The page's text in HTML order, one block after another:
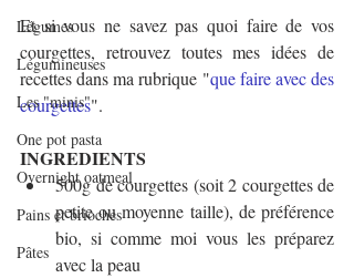
Légumes
Légumineuses
Les "minis"
One pot pasta
Overnight oatmeal
Pains et brioches
Pâtes
Et si vous ne savez pas quoi faire de vos
courgettes, retrouvez toutes mes idées de
recettes dans ma rubrique "que faire avec des
courgettes".
INGREDIENTS
500g de courgettes (soit 2 courgettes de
petite ou moyenne taille), de préférence
bio, si comme moi vous les préparez
avec la peau